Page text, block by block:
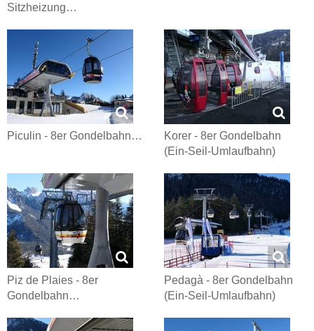
Sitzheizung…
Piculin - 8er Gondelbahn…
Korer - 8er Gondelbahn
(Ein-Seil-Umlaufbahn)
Piz de Plaies - 8er
Gondelbahn…
Pedagà - 8er Gondelbahn
(Ein-Seil-Umlaufbahn)